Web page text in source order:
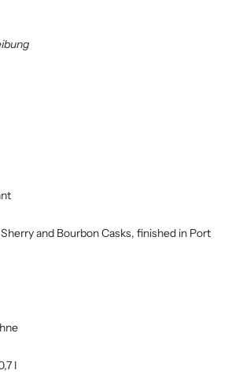
and Bourbon Casks, finished in Port
l